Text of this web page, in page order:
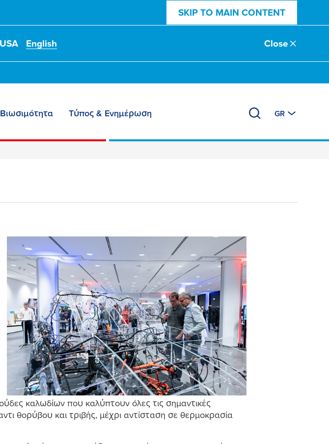
SKIP TO MAIN CONTENT
USA English Close
Βιωσιμότητα Τύπος & Ενημέρωση GR
καλωδίων που καλύπτουν όλες τις σημαντικές
θορύβου και τριβής, μέχρι αντίσταση σε θερμοκρασία